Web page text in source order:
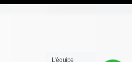
L'équipe